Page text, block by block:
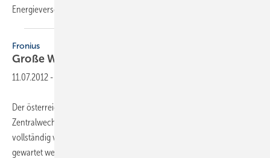
Energieversorgungsunternehmen
Fronius
Große Wechselrichter einfach
11.07.2012 -
Der österreichische Hersteller Fronius präsentierte mit dem
Zentralwechselrichter Agilo ein Gerät in der 100-kW-Klasse, das
vollständig vom Installateur installiert, in Betrieb genommen und
gewartet werden kann, wie Martin Hackl, Spartenleiter ­Solarelektronik,